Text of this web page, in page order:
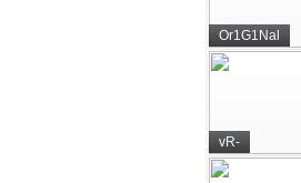
Or1G1Nal
vR-